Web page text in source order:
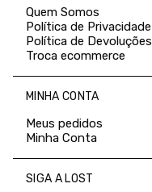
Quem Somos
Política de Privacidade
Política de Devoluções
Troca ecommerce
MINHA CONTA
Meus pedidos
Minha Conta
SIGA A LOST